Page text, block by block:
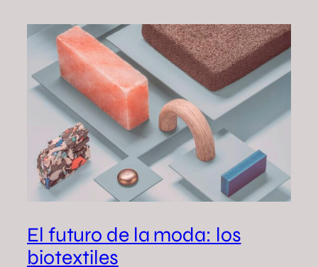
El futuro de la moda: los
biotextiles